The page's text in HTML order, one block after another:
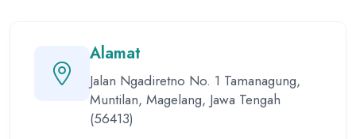
Alamat
Jalan Ngadiretno No. 1 Tamanagung,
Muntilan, Magelang, Jawa Tengah
(56413)